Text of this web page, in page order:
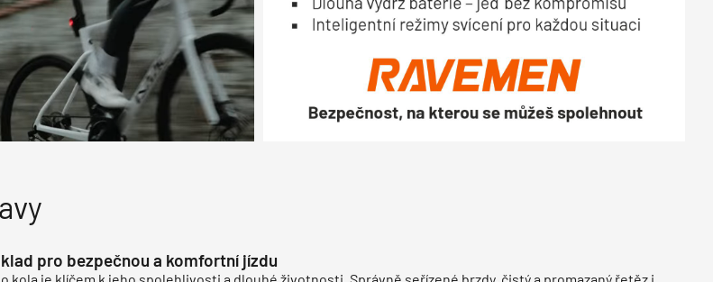
pro bezpečnou a komfortní jízdu
kola je klíčem k jeho spolehlivosti a dlouhé životnosti. Správně seřízené brzdy, čistý a promazaný řetěz i